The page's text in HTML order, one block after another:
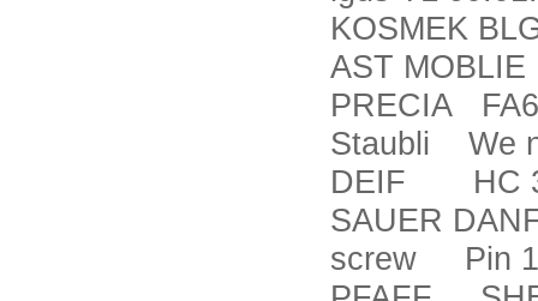
KOSMEK
AST MOBLIE
PRECIA
Staubli We
DEIF HC
SAUER
screw Pin